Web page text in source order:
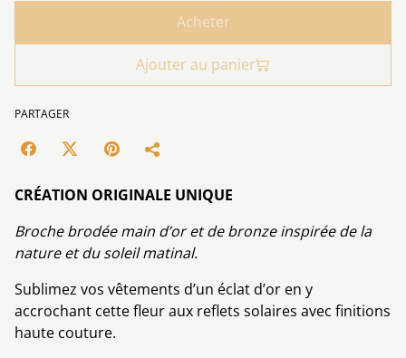
Acheter
Ajouter au panier
PARTAGER
CRÉATION ORIGINALE UNIQUE
Broche brodée main d’or et de bronze inspirée de la
nature et du soleil matinal.
Sublimez vos vêtements d’un éclat d’or en y
accrochant cette fleur aux reflets solaires avec finitions
haute couture.